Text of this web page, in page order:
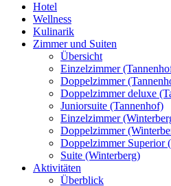
Hotel
Wellness
Kulinarik
Zimmer und Suiten
Übersicht
Einzelzimmer
Doppelzimmer
Doppelzimmer deluxe
Juniorsuite (Tannenhof)
Einzelzimmer
Doppelzimmer
Doppelzimmer Superior
Suite (Winterberg)
Aktivitäten
Überblick